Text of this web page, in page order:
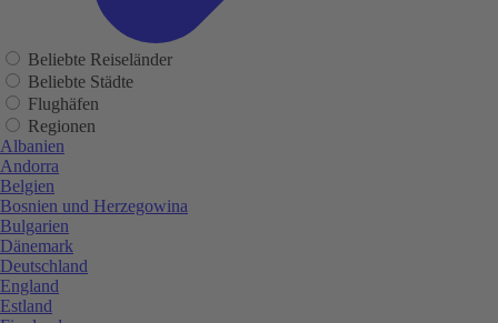
Beliebte Reiseländer
Beliebte Städte
Flughäfen
Regionen
Albanien
Andorra
Belgien
Bosnien und Herzegowina
Bulgarien
Dänemark
Deutschland
England
Estland